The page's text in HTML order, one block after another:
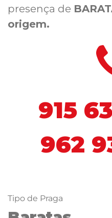
presença de
origem.
915
962
Tipo de Praga